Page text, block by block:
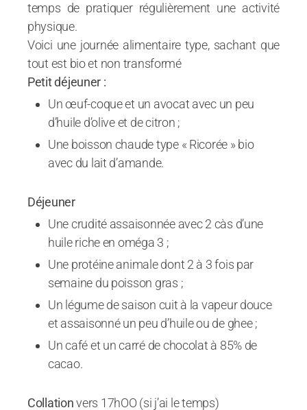
temps de pratiquer régulièrement une activité
physique.
Voici une journée alimentaire type, sachant que
tout est bio et non transformé
Petit déjeuner :
Un œuf-coque et un avocat avec un peu
d’huile d’olive et de citron ;
Une boisson chaude type « Ricorée » bio
avec du lait d’amande.
Déjeuner
Une crudité assaisonnée avec 2 càs d’une
huile riche en oméga 3 ;
Une protéine animale dont 2 à 3 fois par
semaine du poisson gras ;
Un légume de saison cuit à la vapeur douce
et assaisonné un peu d’huile ou de ghee ;
Un café et un carré de chocolat à 85% de
cacao.
Collationvers 17hOO (si j’ai le temps)